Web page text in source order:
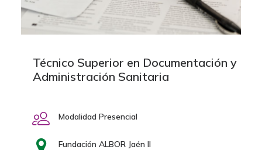
Técnico Superior en Documentación y
Administración Sanitaria
Modalidad Presencial
Fundación ALBOR Jaén II